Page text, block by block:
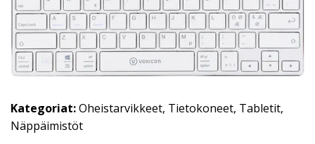
Kategoriat:Oheistarvikkeet, Tietokoneet, Tabletit,
Näppäimistöt